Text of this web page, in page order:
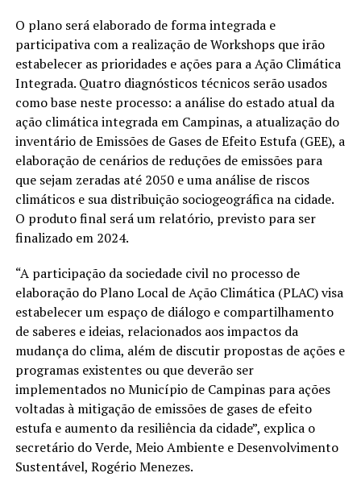
O plano será elaborado de forma integrada e
participativa com a realização de Workshops que irão
estabelecer as prioridades e ações para a Ação Climática
Integrada. Quatro diagnósticos técnicos serão usados
como base neste processo: a análise do estado atual da
ação climática integrada em Campinas, a atualização do
inventário de Emissões de Gases de Efeito Estufa (GEE), a
elaboração de cenários de reduções de emissões para
que sejam zeradas até 2050 e uma análise de riscos
climáticos e sua distribuição sociogeográfica na cidade.
O produto final será um relatório, previsto para ser
finalizado em 2024.
“A participação da sociedade civil no processo de
elaboração do Plano Local de Ação Climática (PLAC) visa
estabelecer um espaço de diálogo e compartilhamento
de saberes e ideias, relacionados aos impactos da
mudança do clima, além de discutir propostas de ações e
programas existentes ou que deverão ser
implementados no Município de Campinas para ações
voltadas à mitigação de emissões de gases de efeito
estufa e aumento da resiliência da cidade”, explica o
secretário do Verde, Meio Ambiente e Desenvolvimento
Sustentável, Rogério Menezes.